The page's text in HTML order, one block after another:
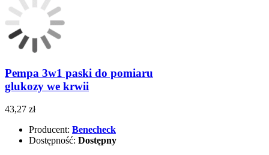
Pempa 3w1 paski do pomiaru
glukozy we krwii
43,27 zł
Producent: Benecheck
Dostępność: Dostępny